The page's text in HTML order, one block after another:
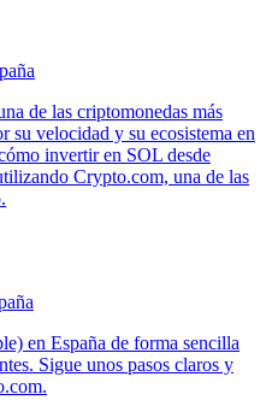
de las criptomonedas más
su velocidad y su ecosistema en
invertir en SOL desde
Crypto.com, una de las
en España de forma sencilla
Sigue unos pasos claros y